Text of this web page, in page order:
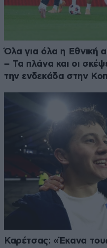
Όλα για όλα η Εθνική
– Τα πλάνα και οι
την ενδεκάδα στην
Καρέτσας: «Έκανα